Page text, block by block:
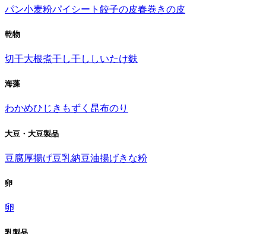
パン小麦粉パイシート 餃子の皮春巻きの皮
乾物
切干大根煮干し干ししいたけ麩
海藻
わかめひじき もずく 昆布のり
大豆・大豆製品
豆腐厚揚げ豆乳納豆油揚げきな粉
卵
卵